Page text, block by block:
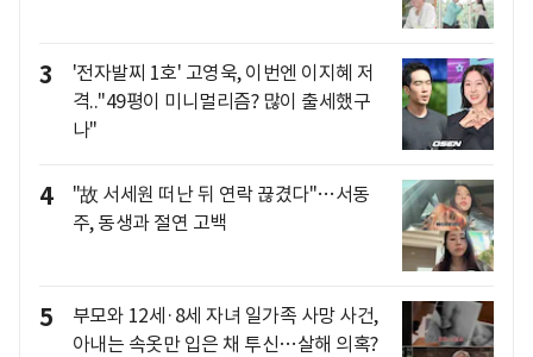
3
'전자발찌 1호' 고영욱, 이번엔 이지혜 저
격.."49평이 미니멀리즘? 많이 출세했구
나"
4
"故 서세원 떠난 뒤 연락 끊겼다"…서동
주, 동생과 절연 고백
5
부모와 12세·8세 자녀 일가족 사망 사건,
아내는 속옷만 입은 채 투신…살해 의혹?